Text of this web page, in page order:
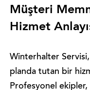
Müşteri
Hizmet
Winterhalter
planda tutan bir
Profesyonel